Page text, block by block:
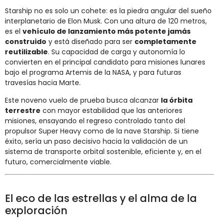
Starship no es solo un cohete: es la piedra angular del sueño
interplanetario de Elon Musk. Con una altura de 120 metros,
es el vehículo de lanzamiento más potente jamás
construido y está diseñado para ser completamente
reutilizable. Su capacidad de carga y autonomía lo
convierten en el principal candidato para misiones lunares
bajo el programa Artemis de la NASA, y para futuras
travesías hacia Marte.
Este noveno vuelo de prueba busca alcanzar la órbita
terrestre con mayor estabilidad que las anteriores
misiones, ensayando el regreso controlado tanto del
propulsor Super Heavy como de la nave Starship. Si tiene
éxito, sería un paso decisivo hacia la validación de un
sistema de transporte orbital sostenible, eficiente y, en el
futuro, comercialmente viable.
El eco de las estrellas y el alma de la
exploración